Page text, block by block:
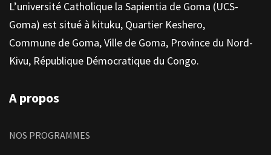
L’université Catholique la Sapientia de Goma (UCS-
Goma) est situé à kituku, Quartier Keshero,
Commune de Goma, Ville de Goma, Province du Nord-
Kivu, République Démocratique du Congo.
A propos
NOS PROGRAMMES